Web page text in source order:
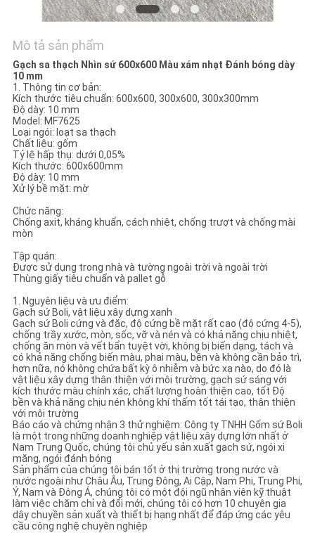
ĐỒ
TRANG
WEB
CHÍNH
SÁCH
BẢO
MẬT
Mô tả sản phẩm
Gạch sa thạch Nhìn sứ 600x600 Màu xám nhạt Đánh bóng dày
10 mm
1. Thông tin cơ bản:
Kích thước tiêu chuẩn: 600x600, 300x600, 300x300mm
Độ dày: 10 mm
Model: MF7625
Loại ngói: loạt sa thạch
Chất liệu: gốm
Tỷ lệ hấp thụ: dưới 0,05%
Kích thước: 600x600mm
Độ dày: 10 mm
Xử lý bề mặt: mờ
Chức năng:
Chống axit, kháng khuẩn, cách nhiệt, chống trượt và chống mài
mòn
Tập quán:
Được sử dụng trong nhà và tường ngoài trời và ngoài trời
Thùng giấy tiêu chuẩn và pallet gỗ
1. Nguyên liệu và ưu điểm:
Gạch sứ Boli, vật liệu xây dựng xanh
Gạch sứ Boli cứng và đặc, độ cứng bề mặt rất cao (độ cứng 4-5),
chống trầy xước, mòn, sốc, vỡ và nén và có khả năng chịu nhiệt,
chống ăn mòn và vết bẩn tuyệt vời, không bị biến dạng, tách và
có khả năng chống biến màu, phai màu, bền và không cần bảo trì,
hơn nữa, nó không chứa bất kỳ ô nhiễm và bức xạ nào, do đó là
vật liệu xây dựng thân thiện với môi trường, gạch sứ sáng với
kích thước màu chính xác, chất lượng hoàn thiện cao, tốt Độ
bền và khả năng chịu nén không khí thấm tốt tái tạo, thân thiện
với môi trường
Báo cáo và chứng nhận 3 thử nghiệm: Công ty TNHH Gốm sứ Boli
là một trong những doanh nghiệp vật liệu xây dựng lớn nhất ở
Nam Trung Quốc, chúng tôi chủ yếu sản xuất gạch sứ, ngói xi
măng, ngói đánh bóng
Sản phẩm của chúng tôi bán tốt ở thị trường trong nước và
nước ngoài như Châu Âu, Trung Đông, Ai Cập, Nam Phi, Trung Phi,
Ý, Nam và Đông Á, chúng tôi có một đội ngũ nhân viên kỹ thuật
làm việc chăm chỉ và đổi mới, chúng tôi có hơn 10 chuyên gia
dây chuyền sản xuất và thiết bị hạng nhất để đáp ứng các yêu
cầu công nghệ chuyên nghiệp